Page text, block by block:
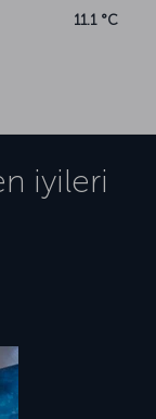
11.1 °C
iyileri